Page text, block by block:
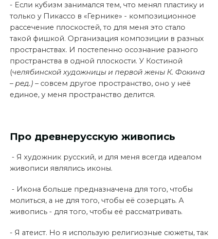
- Если кубизм занимался тем, что менял пластику и
только у Пикассо в «Гернике» - композиционное
рассечение плоскостей, то для меня это стало
такой фишкой. Организация композиции в разных
пространствах. И постепенно осознание разного
пространства в одной плоскости. У Костиной
(челябинской художницы и первой жены К. Фокина
– ред.) – совсем другое пространство, оно у неё
единое, у меня пространство делится.
Про древнерусскую живопись
- Я художник русский, и для меня всегда идеалом
живописи являлись иконы.
- Икона больше предназначена для того, чтобы
молиться, а не для того, чтобы её созерцать. А
живопись - для того, чтобы её рассматривать.
- Я атеист. Но я использую религиозные сюжеты, так